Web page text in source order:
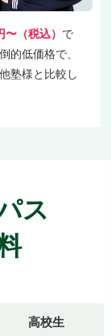
（税込） で
的低価格で、
塾様と比較し
ス
高校生